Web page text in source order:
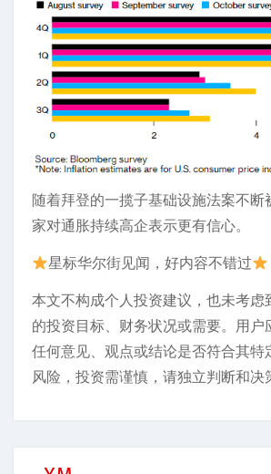
随着拜登的一揽子基础设施法案不断
家对通胀持续高企表示更有信心。
星标华尔街见闻，好内容不错过
本文不构成个人投资建议，也未考虑
的投资目标、财务状况或需要。用户
任何意见、观点或结论是否符合其特
风险，投资需谨慎，请独立判断和决